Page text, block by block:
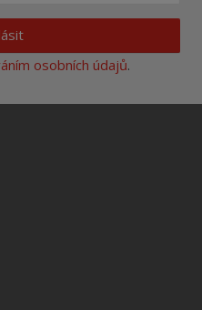
osobních údajů.